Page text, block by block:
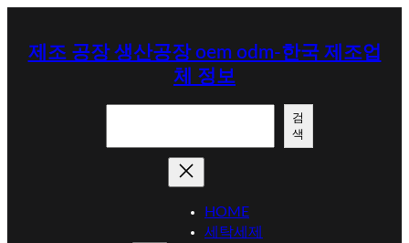
제조 공장 생산공장 oem odm-한국 제조업
체 정보
검
색
HOME
세탁세제